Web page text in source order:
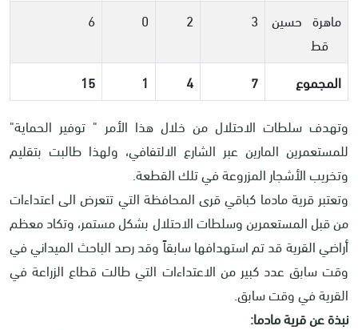
ماهرة حسين
قط
3
2
0
6
المجموع 7
4
1
15
وتهدف سلطات الاحتلال من خلال هذا الأمر " توفير الحماية"
للمستعمرين المارين عبر الشارع الالتفافي، ولهذا طالبت بتقليم
وتخريب الأشجار المزروعة في تلك القطعة.
وتعتبر قرية مادما كباقي قرى المحافظة التي تتعرض الى اعتداءات
من قبل المستعمرين وسلطات الاحتلال بشكل مستمر، وتكاد معظم
أراضي القرية قد تم استهدافها سابقاً وقد رصد الباحث الميداني في
وقت سابق عدد كبير من الاعتداءات التي طالت قطاع الزراعة في
القرية في وقت سابق.
نبذة عن قرية مادما: